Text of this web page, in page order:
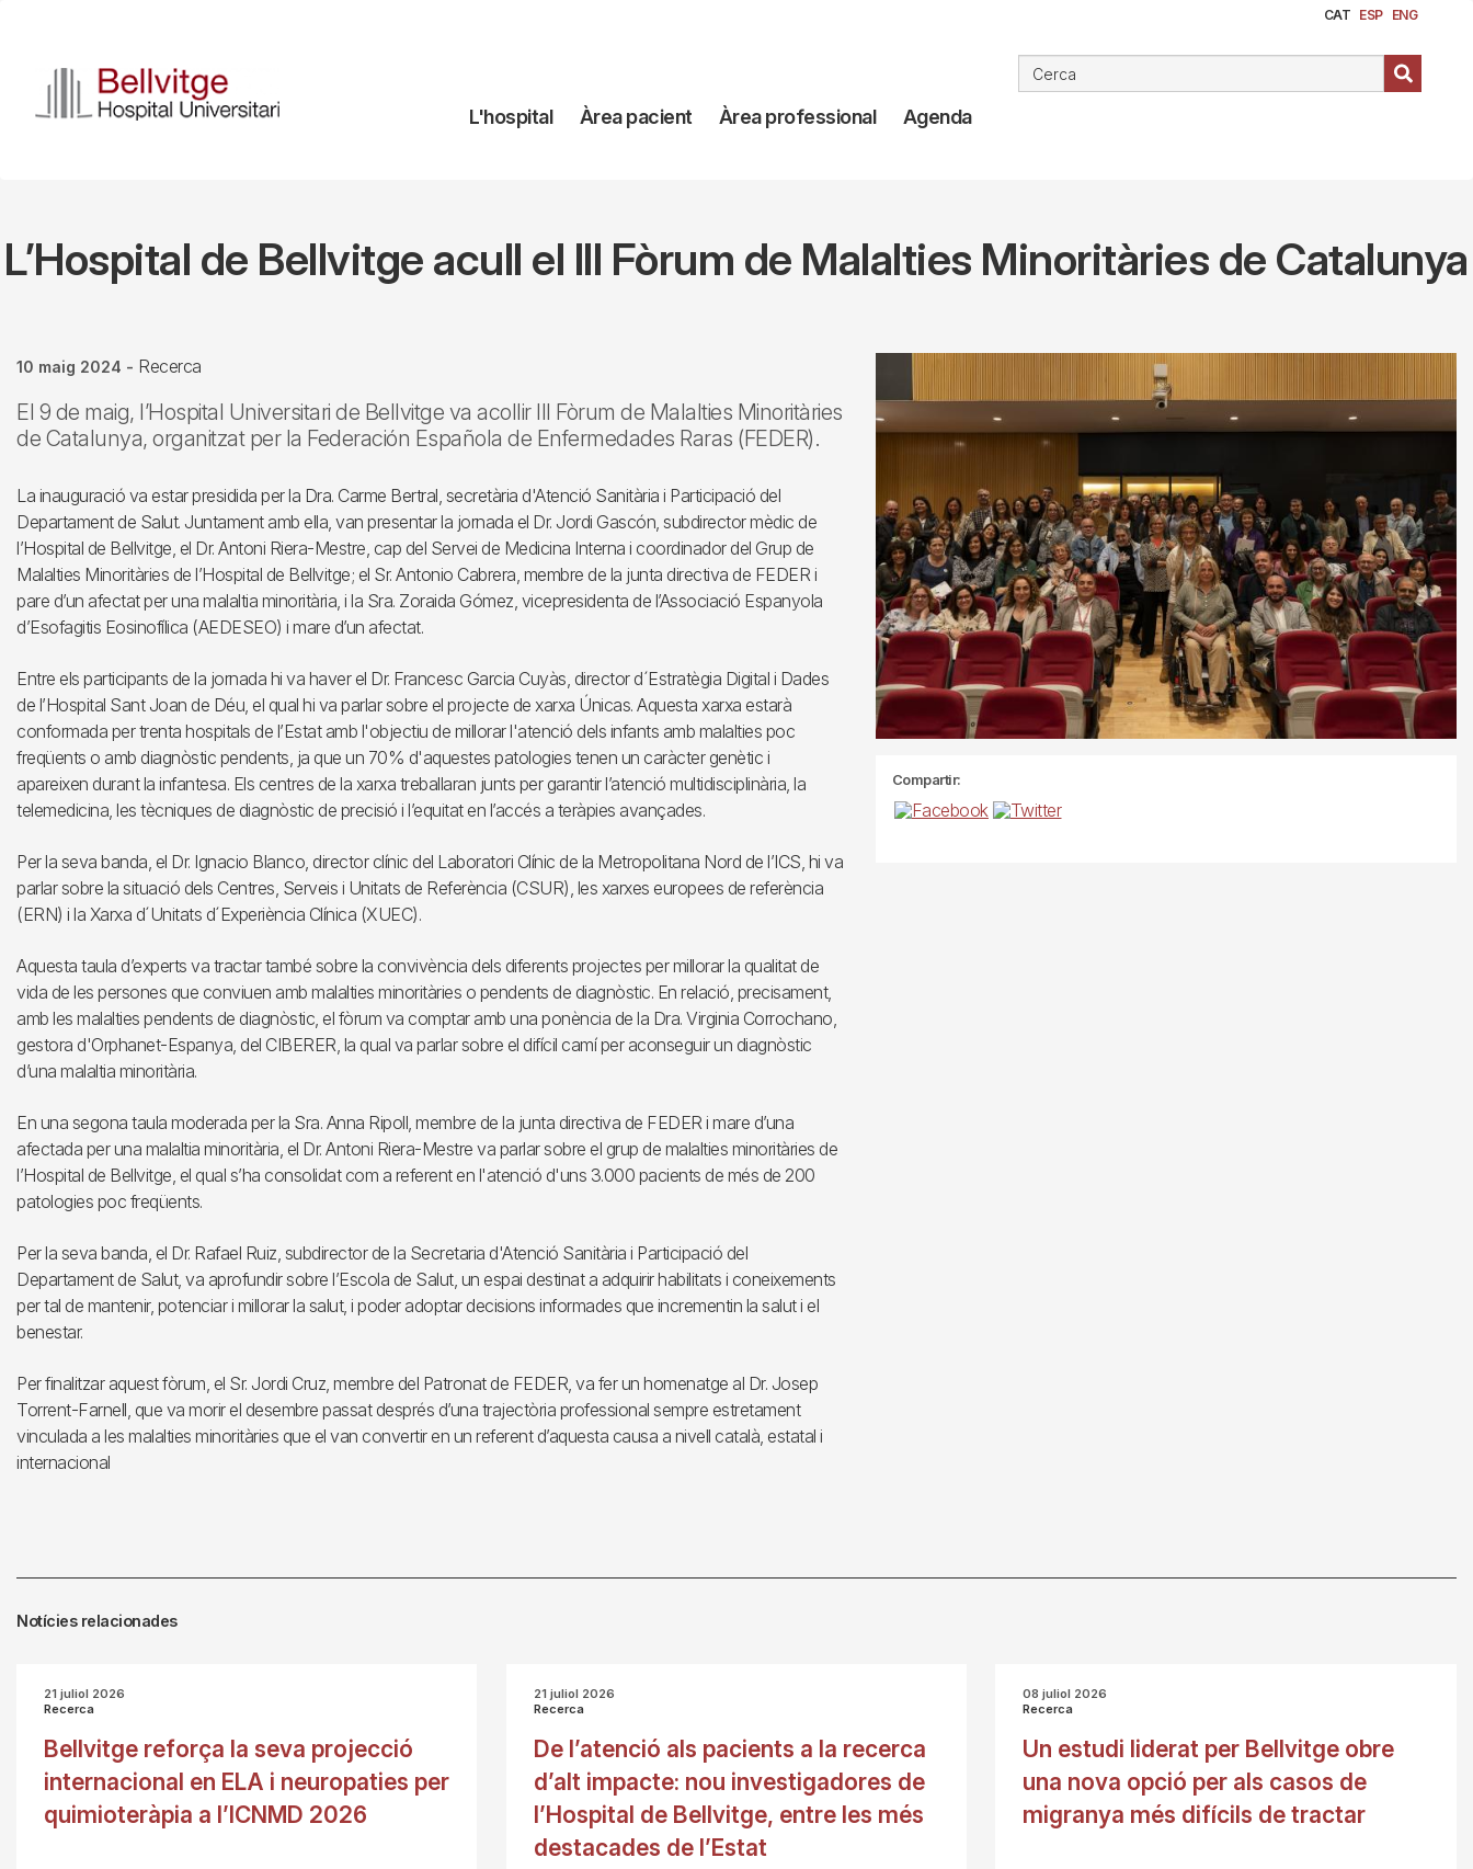
contingut
CAT ESP ENG
Navegación
L'hospital Àrea pacient Àrea professional Agenda
L’Hospital de Bellvitge acull el III Fòrum de Malalties Minoritàries de Catalunya
10 maig 2024 - Recerca
El 9 de maig, l’Hospital Universitari de Bellvitge va acollir III Fòrum de Malalties Minoritàries
de Catalunya, organitzat per la Federación Española de Enfermedades Raras (FEDER).
La inauguració va estar presidida per la Dra. Carme Bertral, secretària d'Atenció Sanitària i Participació del
Departament de Salut. Juntament amb ella, van presentar la jornada el Dr. Jordi Gascón, subdirector mèdic de
l’Hospital de Bellvitge, el Dr. Antoni Riera-Mestre, cap del Servei de Medicina Interna i coordinador del Grup de
Malalties Minoritàries de l’Hospital de Bellvitge; el Sr. Antonio Cabrera, membre de la junta directiva de FEDER i
pare d’un afectat per una malaltia minoritària, i la Sra. Zoraida Gómez, vicepresidenta de l’Associació Espanyola
d’Esofagitis Eosinofílica (AEDESEO) i mare d’un afectat.
Entre els participants de la jornada hi va haver el Dr. Francesc Garcia Cuyàs, director d´Estratègia Digital i Dades
de l’Hospital Sant Joan de Déu, el qual hi va parlar sobre el projecte de xarxa Únicas. Aquesta xarxa estarà
conformada per trenta hospitals de l’Estat amb l'objectiu de millorar l'atenció dels infants amb malalties poc
freqüents o amb diagnòstic pendents, ja que un 70% d'aquestes patologies tenen un caràcter genètic i
apareixen durant la infantesa. Els centres de la xarxa treballaran junts per garantir l’atenció multidisciplinària, la
telemedicina, les tècniques de diagnòstic de precisió i l’equitat en l’accés a teràpies avançades.
Per la seva banda, el Dr. Ignacio Blanco, director clínic del Laboratori Clínic de la Metropolitana Nord de l’ICS, hi va
parlar sobre la situació dels Centres, Serveis i Unitats de Referència (CSUR), les xarxes europees de referència
(ERN) i la Xarxa d´Unitats d´Experiència Clínica (XUEC).
Aquesta taula d’experts va tractar també sobre la convivència dels diferents projectes per millorar la qualitat de
vida de les persones que conviuen amb malalties minoritàries o pendents de diagnòstic. En relació, precisament,
amb les malalties pendents de diagnòstic, el fòrum va comptar amb una ponència de la Dra. Virginia Corrochano,
gestora d'Orphanet-Espanya, del CIBERER, la qual va parlar sobre el difícil camí per aconseguir un diagnòstic
d’una malaltia minoritària.
En una segona taula moderada per la Sra. Anna Ripoll, membre de la junta directiva de FEDER i mare d’una
afectada per una malaltia minoritària, el Dr. Antoni Riera-Mestre va parlar sobre el grup de malalties minoritàries de
l’Hospital de Bellvitge, el qual s’ha consolidat com a referent en l'atenció d'uns 3.000 pacients de més de 200
patologies poc freqüents.
Per la seva banda, el Dr. Rafael Ruiz, subdirector de la Secretaria d'Atenció Sanitària i Participació del
Departament de Salut, va aprofundir sobre l’Escola de Salut, un espai destinat a adquirir habilitats i coneixements
per tal de mantenir, potenciar i millorar la salut, i poder adoptar decisions informades que incrementin la salut i el
benestar.
Per finalitzar aquest fòrum, el Sr. Jordi Cruz, membre del Patronat de FEDER, va fer un homenatge al Dr. Josep
Torrent-Farnell, que va morir el desembre passat després d’una trajectòria professional sempre estretament
vinculada a les malalties minoritàries que el van convertir en un referent d’aquesta causa a nivell català, estatal i
internacional
Compartir:
Notícies relacionades
21 juliol 2026
Recerca
Bellvitge reforça la seva projecció
internacional en ELA i neuropaties per
quimioteràpia a l’ICNMD 2026
21 juliol 2026
Recerca
De l’atenció als pacients a la recerca
d’alt impacte: nou investigadores de
l’Hospital de Bellvitge, entre les més
destacades de l’Estat
08 juliol 2026
Recerca
Un estudi liderat per Bellvitge obre
una nova opció per als casos de
migranya més difícils de tractar